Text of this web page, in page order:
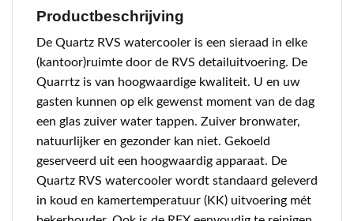
Productbeschrijving
De Quartz RVS watercooler is een sieraad in elke
(kantoor)ruimte door de RVS detailuitvoering. De
Quarrtz is van hoogwaardige kwaliteit. U en uw
gasten kunnen op elk gewenst moment van de dag
een glas zuiver water tappen. Zuiver bronwater,
natuurlijker en gezonder kan niet. Gekoeld
geserveerd uit een hoogwaardig apparaat. De
Quartz RVS watercooler wordt standaard geleverd
in koud en kamertemperatuur (KK) uitvoering mét